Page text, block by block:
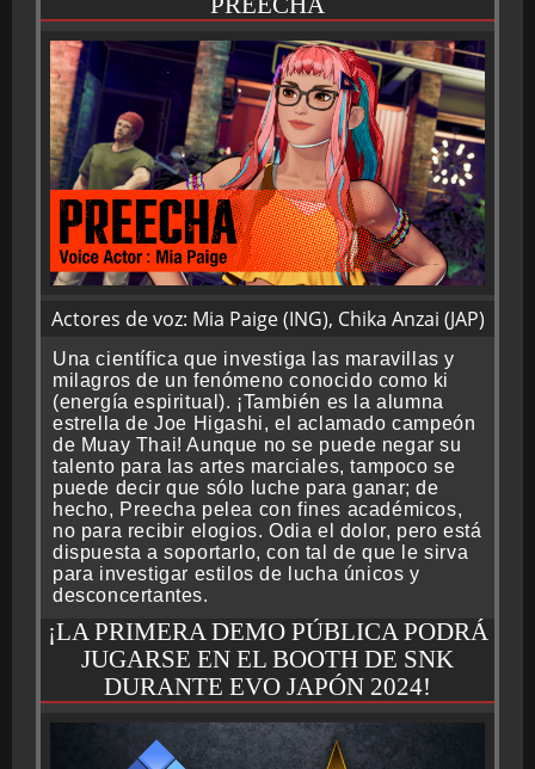
Actores de voz: Mia Paige (ING), Chika Anzai (JAP)
Una científica que investiga las maravillas y
milagros de un fenómeno conocido como ki
(energía espiritual). ¡También es la alumna
estrella de Joe Higashi, el aclamado campeón
de Muay Thai! Aunque no se puede negar su
talento para las artes marciales, tampoco se
puede decir que sólo luche para ganar; de
hecho, Preecha pelea con fines académicos,
no para recibir elogios. Odia el dolor, pero está
dispuesta a soportarlo, con tal de que le sirva
para investigar estilos de lucha únicos y
desconcertantes.
¡LA PRIMERA DEMO PÚBLICA PODRÁ
JUGARSE EN EL BOOTH DE SNK
DURANTE EVO JAPÓN 2024!